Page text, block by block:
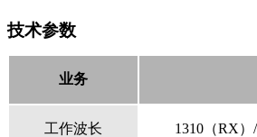
技术参数
业务
工作波长 1310 （RX）